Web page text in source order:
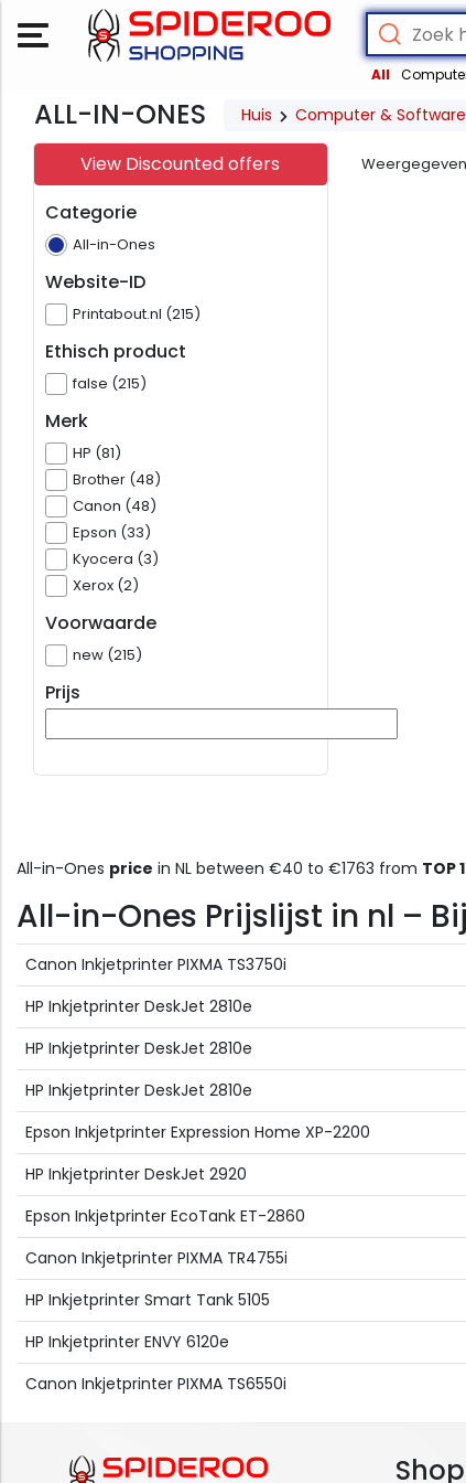
All
ALL-IN-ONES Huis Computer & Software
View Discounted offers
Categorie
All-in-Ones
Website-ID
Printabout.nl (215)
Ethisch product
false (215)
Merk
HP (81)
Brother (48)
Canon (48)
Epson (33)
Kyocera (3)
Xerox (2)
Voorwaarde
new (215)
Prijs
Weergegeven
All-in-Ones price in NL between €40 to €1763 from TOP
All-in-Ones Prijslijst in nl –
Canon Inkjetprinter PIXMA TS3750i
HP Inkjetprinter DeskJet 2810e
HP Inkjetprinter DeskJet 2810e
HP Inkjetprinter DeskJet 2810e
Epson Inkjetprinter Expression Home XP-2200
HP Inkjetprinter DeskJet 2920
Epson Inkjetprinter EcoTank ET-2860
Canon Inkjetprinter PIXMA TR4755i
HP Inkjetprinter Smart Tank 5105
HP Inkjetprinter ENVY 6120e
Canon Inkjetprinter PIXMA TS6550i